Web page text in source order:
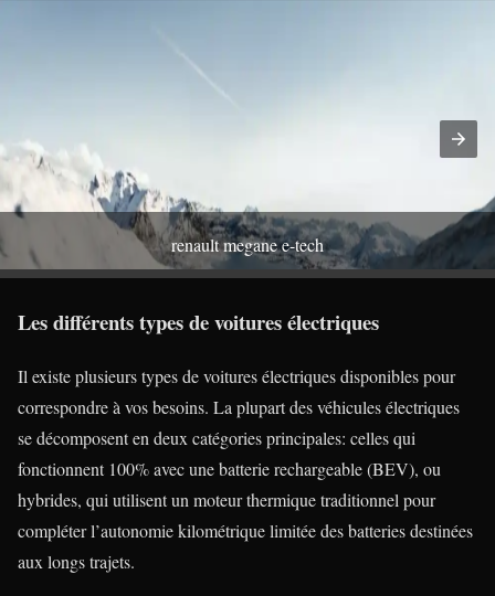
renault megane e-tech
Les différents types de voitures électriques
Il existe plusieurs types de voitures électriques disponibles pour
correspondre à vos besoins. La plupart des véhicules électriques
se décomposent en deux catégories principales: celles qui
fonctionnent 100% avec une batterie rechargeable (BEV), ou
hybrides, qui utilisent un moteur thermique traditionnel pour
compléter l’autonomie kilométrique limitée des batteries destinées
aux longs trajets.